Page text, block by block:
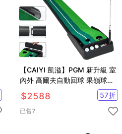
【CAIYI 凱溢】PGM 新升級 室
內外 高爾夫自動回球 果嶺球場
迷你球道 推桿練習套裝 3米 帶
擋板 帶回球道
$2588 57折
已售7